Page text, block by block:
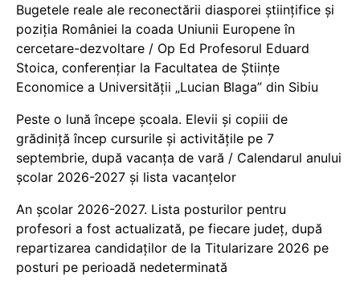
Bugetele reale ale reconectării diasporei științifice și
poziția României la coada Uniunii Europene în
cercetare-dezvoltare / Op Ed Profesorul Eduard
Stoica, conferențiar la Facultatea de Științe
Economice a Universității „Lucian Blaga” din Sibiu
Peste o lună începe școala. Elevii și copiii de
grădiniță încep cursurile și activitățile pe 7
septembrie, după vacanța de vară / Calendarul anului
școlar 2026-2027 și lista vacanțelor
An școlar 2026-2027. Lista posturilor pentru
profesori a fost actualizată, pe fiecare județ, după
repartizarea candidaților de la Titularizare 2026 pe
posturi pe perioadă nedeterminată